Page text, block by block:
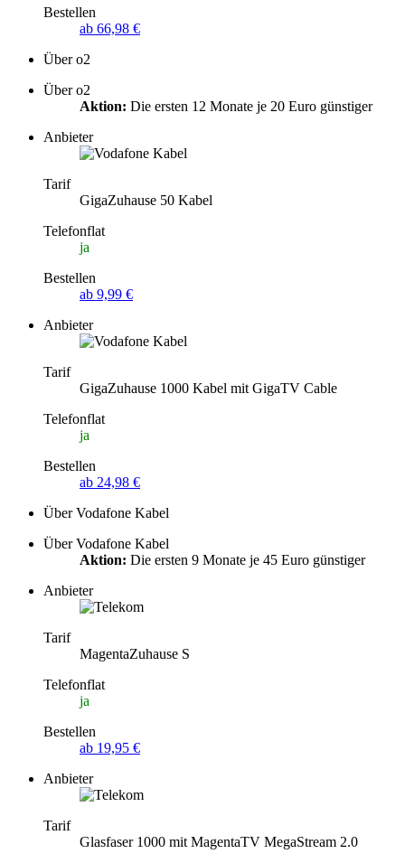
Bestellen
ab 66,98 €
Über o2
Über o2
Aktion: Die ersten 12 Monate je 20 Euro günstiger
Anbieter
Tarif
GigaZuhause 50 Kabel
Telefonflat
ja
Bestellen
ab 9,99 €
Anbieter
Tarif
GigaZuhause 1000 Kabel mit GigaTV Cable
Telefonflat
ja
Bestellen
ab 24,98 €
Über Vodafone Kabel
Über Vodafone Kabel
Aktion: Die ersten 9 Monate je 45 Euro günstiger
Anbieter
Tarif
MagentaZuhause S
Telefonflat
ja
Bestellen
ab 19,95 €
Anbieter
Tarif
Glasfaser 1000 mit MagentaTV MegaStream 2.0